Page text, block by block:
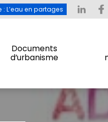
Documents
d’urbanisme
L’eau en partages
: L’eau en partages